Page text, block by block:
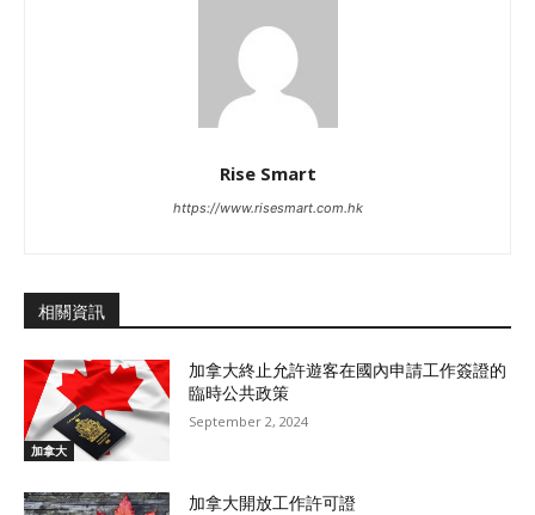
Rise Smart
https://www.risesmart.com.hk
相關資訊
加拿大
加拿大終止允許遊客在國內申請工作簽證的
臨時公共政策
September 2, 2024
加拿大開放工作許可證